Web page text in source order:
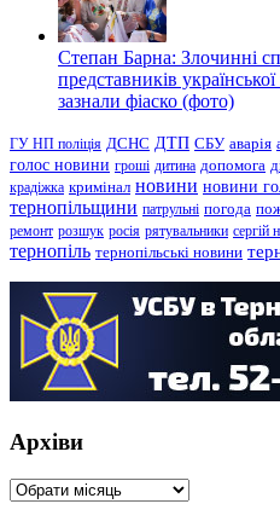
Степан Барна: Злочинні
представників
зазнали фіаско (фото)
ГУ НП поліція ДСНС ДТП СБУ аварія
голос новини гроші дитина допомога
крадіжка кримінал новини новини
тернопільщини патрульні погода
ремонт розшук росія рятувальники сергій
тернопіль тернопільські новини
Архіви
Архіви